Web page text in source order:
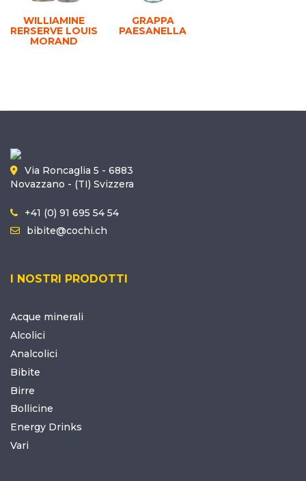
WILLIAMINE
RERSERVE LOUIS
MORAND
GRAPPA
PAESANELLA
Via Roncaglia 5 - 6883
Novazzano - (TI) Svizzera
+41 (0) 91 695 54 54
bibite@cochi.ch
I NOSTRI PRODOTTI
Acque minerali
Alcolici
Analcolici
Bibite
Birre
Bollicine
Energy Drinks
Vari